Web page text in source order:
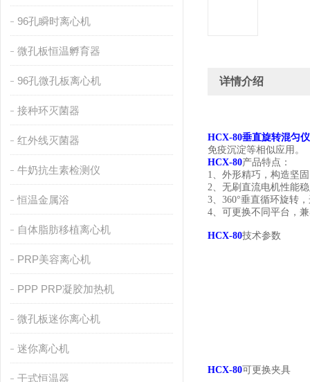
96孔瞬时离心机
微孔板恒温孵育器
96孔微孔板离心机
接种环灭菌器
红外线灭菌器
牛奶抗生素检测仪
恒温金属浴
自体脂肪移植离心机
PRP美容离心机
PPP PRP凝胶加热机
微孔板迷你离心机
迷你离心机
干式恒温器
详情介绍
HCX-80垂直旋转混匀仪
免疫沉淀等相似应用。
HCX-80产品特点：
1、外形精巧，构造坚
2、无刷直流电机性能
3、 360°垂直循环旋转
4、可更换不同平台，
HCX-80技术参数
HCX-80可更换夹具